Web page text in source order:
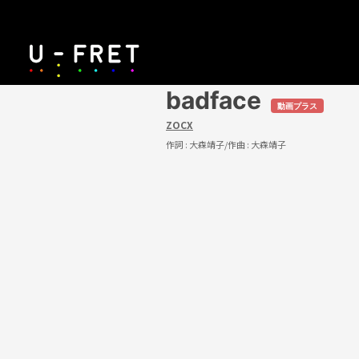
badface 動画プラス
ZOCX
作詞 : 大森靖子/作曲 : 大森靖子